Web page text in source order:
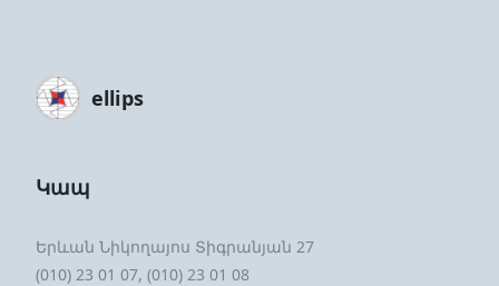
ellips
Կապ
Երևան Նիկողայոս Տիգրանյան 27
(010) 23 01 07, (010) 23 01 08